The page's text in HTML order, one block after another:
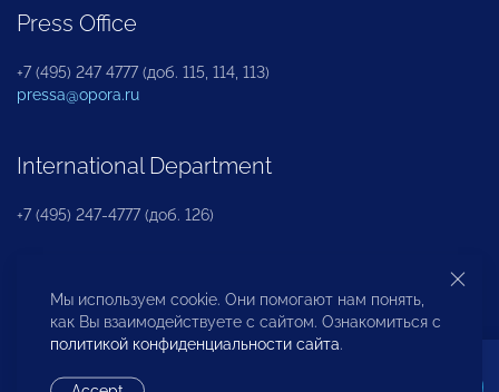
Press Office
+7 (495) 247 4777 (доб. 115, 114, 113)
pressa@opora.ru
International Department
+7 (495) 247-4777 (доб. 126)
Business and Investment Rights Protection
Department
Мы используем cookie. Они помогают нам понять,
как Вы взаимодействуете с сайтом. Ознакомиться с
политикой конфиденциальности сайта.